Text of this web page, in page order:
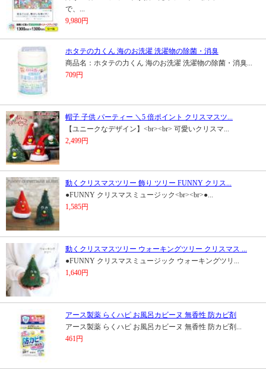
で、...
9,980円
ホタテの力くん 海のお洗濯 洗濯物の除菌・消臭
商品名：ホタテの力くん 海のお洗濯 洗濯物の除菌・消臭...
709円
帽子 子供 パーティー ＼5 倍ポイント クリスマスツ...
【ユニークなデザイン】<br><br> 可愛いクリスマ...
2,499円
動くクリスマスツリー 飾り ツリー FUNNY クリス...
●FUNNY クリスマスミュージック<br><br>●...
1,585円
動くクリスマスツリー ウォーキングツリー クリスマス ...
●FUNNY クリスマスミュージック ウォーキングツリ...
1,640円
アース製薬 らくハピ お風呂カビーヌ 無香性 防カビ剤
アース製薬 らくハピ お風呂カビーヌ 無香性 防カビ剤...
461円